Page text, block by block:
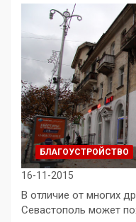
БЛАГОУСТРОЙСТВО
16-11-2015
В отличие от многих
Севастополь может